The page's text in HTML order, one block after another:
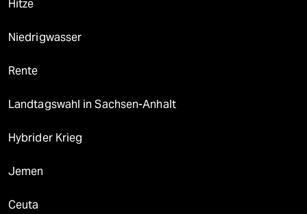
Hitze
Niedrigwasser
Rente
Landtagswahl in Sachsen-Anhalt
Hybrider Krieg
Jemen
Ceuta